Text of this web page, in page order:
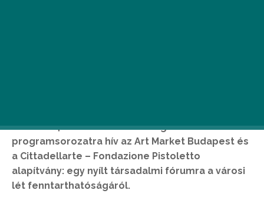
Október 4. és 6. között különleges
programsorozatra hív az Art Market Budapest és
a Cittadellarte – Fondazione Pistoletto
alapítvány: egy nyílt társadalmi fórumra a városi
lét fenntarthatóságáról.